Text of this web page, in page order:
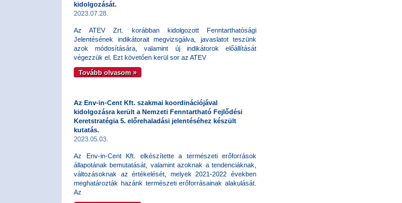
kidolgozását.
2023.07.28.
Az ATEV Zrt. korábban kidolgozott Fenntarthatósági
Jelentésének indikátorait megvizsgálva, javaslatot teszünk
azok módosítására, valamint új indikátorok előállítását
végezzük el. Ezt követően kerül sor az ATEV
Tovább olvasom »
Az Env-in-Cent Kft. szakmai koordinációjával
kidolgozásra került a Nemzeti Fenntartható Fejlődési
Keretstratégia 5. előrehaladási jelentéséhez készült
kutatás.
2023.05.03.
Az Env-in-Cent Kft. elkészítette a természeti erőforrások
állapotának bemutatását, valamint azoknak a tendenciáknak,
változásoknak az értékelését, melyek 2021-2022 években
meghatározták hazánk természeti erőforrásainak alakulását.
Az